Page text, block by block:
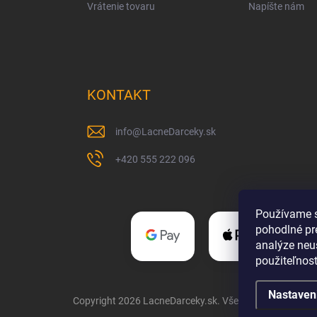
Používame
pohodlné
analýze
Vrátenie tovaru
Napíšte nám
KONTAKT
info@LacneDarceky.sk
+420 555 222 096
Copyright 2026 LacneDarceky.sk. Všetky práva